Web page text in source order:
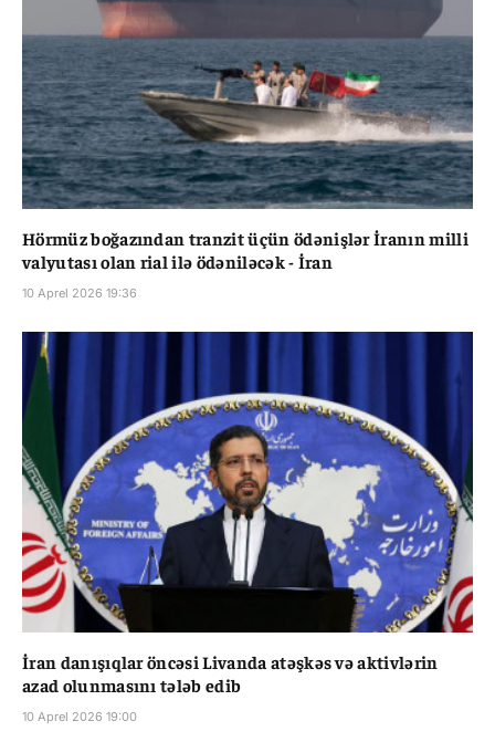
Hörmüz boğazından tranzit üçün ödənişlər İranın milli
valyutası olan rial ilə ödəniləcək - İran
10 Aprel 2026 19:36
İran danışıqlar öncəsi Livanda atəşkəs və aktivlərin
azad olunmasını tələb edib
10 Aprel 2026 19:00